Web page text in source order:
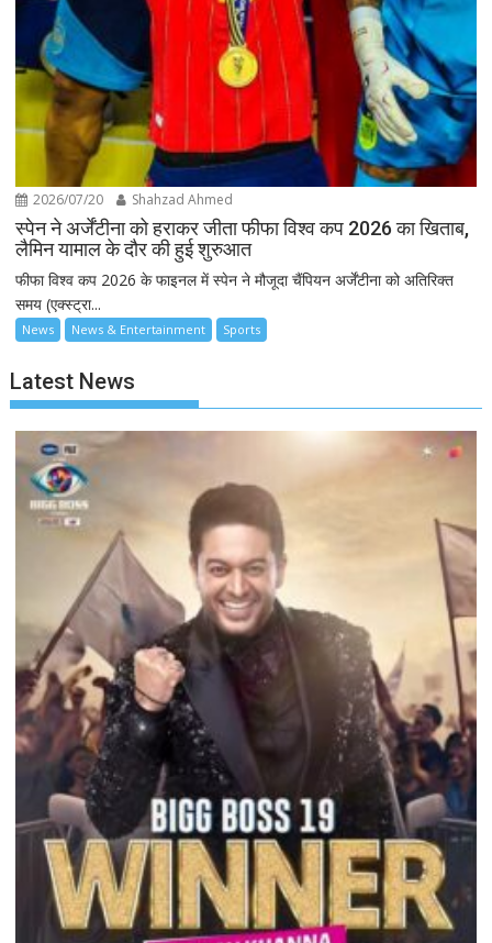
2026/07/20 Shahzad Ahmed
स्पेन ने अर्जेंटीना को हराकर जीता फीफा विश्व कप 2026 का खिताब,
लैमिन यामाल के दौर की हुई शुरुआत
फीफा विश्व कप 2026 के फाइनल में स्पेन ने मौजूदा चैंपियन अर्जेंटीना को अतिरिक्त
समय (एक्स्ट्रा...
News News & Entertainment Sports
Latest News